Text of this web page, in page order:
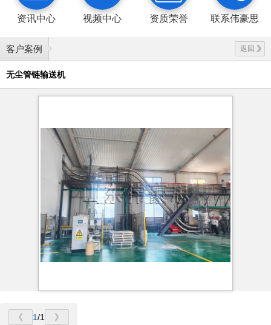
资讯中心 视频中心 资质荣誉 联系伟豪思
客户案例 返回
无尘管链输送机
1/1